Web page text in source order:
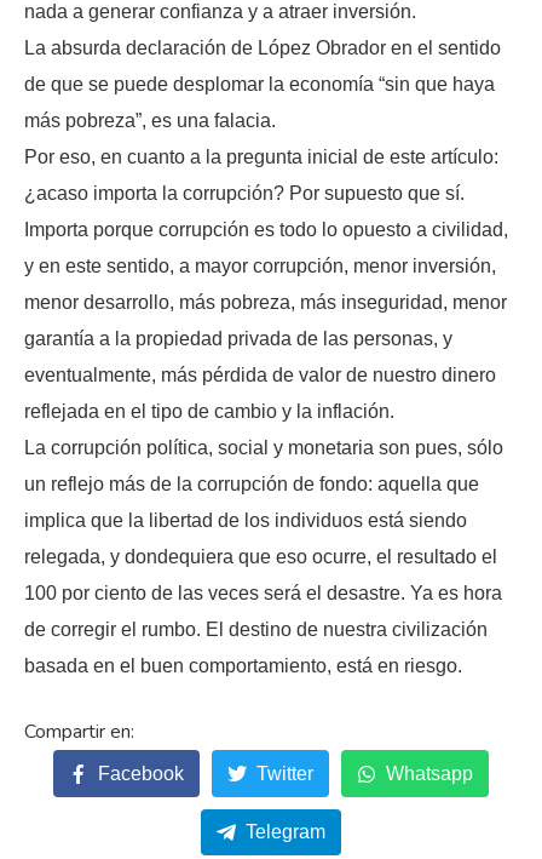
nada a generar confianza y a atraer inversión.
La absurda declaración de López Obrador en el sentido
de que se puede desplomar la economía “sin que haya
más pobreza”, es una falacia.
Por eso, en cuanto a la pregunta inicial de este artículo:
¿acaso importa la corrupción? Por supuesto que sí.
Importa porque corrupción es todo lo opuesto a civilidad,
y en este sentido, a mayor corrupción, menor inversión,
menor desarrollo, más pobreza, más inseguridad, menor
garantía a la propiedad privada de las personas, y
eventualmente, más pérdida de valor de nuestro dinero
reflejada en el tipo de cambio y la inflación.
La corrupción política, social y monetaria son pues, sólo
un reflejo más de la corrupción de fondo: aquella que
implica que la libertad de los individuos está siendo
relegada, y dondequiera que eso ocurre, el resultado el
100 por ciento de las veces será el desastre. Ya es hora
de corregir el rumbo. El destino de nuestra civilización
basada en el buen comportamiento, está en riesgo.
Facebook Twitter Whatsapp
Telegram